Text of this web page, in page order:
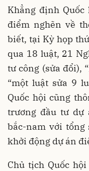
Khẳng định
điểm nghẽn về
biết, tại Kỳ họp
qua 18 luật, 21
tư công (sửa đổi),
“một luật sửa 9
Quốc hội cũng
trương đầu tư dự
bắc-nam với tổng
khởi động dự án
Chủ tịch Quốc